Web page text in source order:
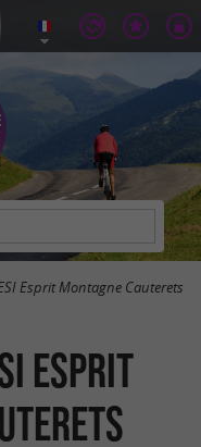
Esprit Montagne Cauterets
Esprit